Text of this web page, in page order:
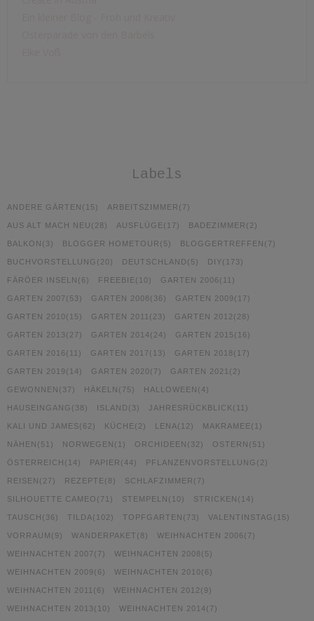
Labels
ANDERE GÄRTEN (15) ARBEITSZIMMER (7)
AUS ALT MACH NEU (28) AUSFLÜGE (17) BADEZIMMER (2)
BALKON (3) BLOGGER HOMETOUR (5) BLOGGERTREFFEN (7)
BUCHVORSTELLUNG (20) DEUTSCHLAND (5) DIY(173)
FÄRÖER INSELN (6) FREEBIE (10) GARTEN 2006 (11)
GARTEN 2007 (53) GARTEN 2008(36) GARTEN 2009 (17)
GARTEN 2010(15) GARTEN 2011 (23) GARTEN 2012 (28)
GARTEN 2013 (27) GARTEN 2014(24) GARTEN 2015(16)
GARTEN 2016 (11) GARTEN 2017 (13) GARTEN 2018(17)
GARTEN 2019 (14) GARTEN 2020(7) GARTEN 2021 (2)
GEWONNEN (37) HÄKELN (75) HALLOWEEN (4)
HAUSEINGANG (38) ISLAND (3) JAHRESRÜCKBLICK (11)
KALI UND JAMES(62) KÜCHE (2) LENA(12) MAKRAMEE (1)
NÄHEN (51) NORWEGEN (1) ORCHIDEEN (32) OSTERN (51)
ÖSTERREICH (14) PAPIER (44) PFLANZENVORSTELLUNG (2)
REISEN (27) REZEPTE (8) SCHLAFZIMMER (7)
SILHOUETTE CAMEO (71) STEMPELN (10) STRICKEN (14)
TAUSCH (36) TILDA(102) TOPFGARTEN (73) VALENTINSTAG (15)
VORRAUM (9) WANDERPAKET (8) WEIHNACHTEN 2006 (7)
WEIHNACHTEN 2007 (7) WEIHNACHTEN 2008(5)
WEIHNACHTEN 2009 (6) WEIHNACHTEN 2010(6)
WEIHNACHTEN 2011 (6) WEIHNACHTEN 2012 (9)
WEIHNACHTEN 2013 (10) WEIHNACHTEN 2014(7)